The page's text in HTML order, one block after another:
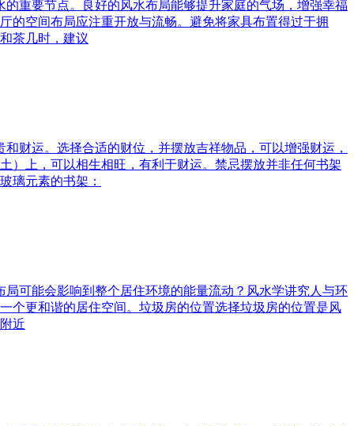
重要节点。良好的风水布局能够提升家庭的气场，增强幸福
的空间布局应注重开放与流畅。避免将家具布置得过于拥
茶几时，建议
财运。选择合适的财位，并摆放吉祥物品，可以增强财运，
）上，可以相生相旺，有利于财运。禁忌摆放并非任何书架
璃元素的书架：
可能会影响到整个居住环境的能量流动？风水学讲究人与环
个更和谐的居住空间。垃圾房的位置选择垃圾房的位置是风
近